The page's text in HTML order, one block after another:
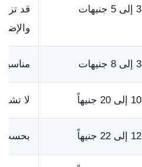
3 إلى 5 جنيهات
قد
3 إلى 8 جنيهات
10 إلى 20 جنيهاً لا
12 إلى 22 جنيهاً بحسب